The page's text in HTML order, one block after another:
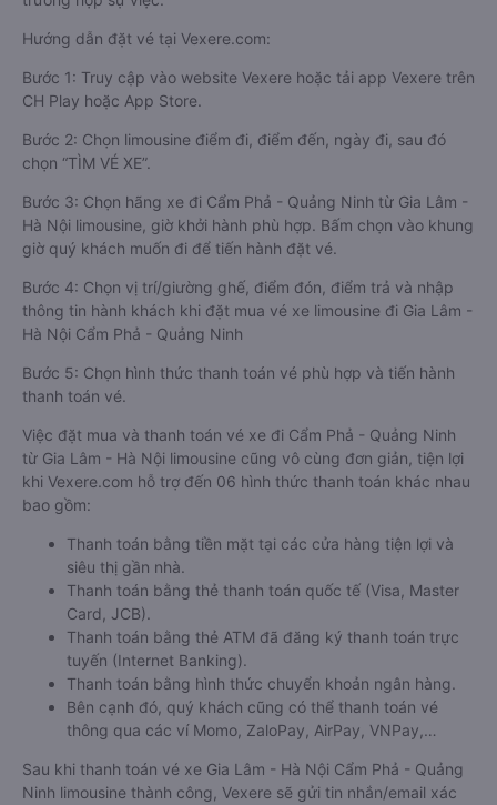
Hướng dẫn đặt vé tại Vexere.com:
Bước 1: Truy cập vào website Vexere hoặc tải app Vexere trên
CH Play hoặc App Store.
Bước 2: Chọn limousine điểm đi, điểm đến, ngày đi, sau đó
chọn “TÌM VÉ XE”.
Bước 3: Chọn hãng xe đi Cẩm Phả - Quảng Ninh từ Gia Lâm -
Hà Nội limousine, giờ khởi hành phù hợp. Bấm chọn vào khung
giờ quý khách muốn đi để tiến hành đặt vé.
Bước 4: Chọn vị trí/giường ghế, điểm đón, điểm trả và nhập
thông tin hành khách khi đặt mua vé xe limousine đi Gia Lâm -
Hà Nội Cẩm Phả - Quảng Ninh
Bước 5: Chọn hình thức thanh toán vé phù hợp và tiến hành
thanh toán vé.
Việc đặt mua và thanh toán vé xe đi Cẩm Phả - Quảng Ninh
từ Gia Lâm - Hà Nội limousine cũng vô cùng đơn giản, tiện lợi
khi Vexere.com hỗ trợ đến 06 hình thức thanh toán khác nhau
bao gồm:
Thanh toán bằng tiền mặt tại các cửa hàng tiện lợi và
siêu thị gần nhà.
Thanh toán bằng thẻ thanh toán quốc tế (Visa, Master
Card, JCB).
Thanh toán bằng thẻ ATM đã đăng ký thanh toán trực
tuyến (Internet Banking).
Thanh toán bằng hình thức chuyển khoản ngân hàng.
Bên cạnh đó, quý khách cũng có thể thanh toán vé
thông qua các ví Momo, ZaloPay, AirPay, VNPay,…
Sau khi thanh toán vé xe Gia Lâm - Hà Nội Cẩm Phả - Quảng
Ninh limousine thành công, Vexere sẽ gửi tin nhắn/email xác